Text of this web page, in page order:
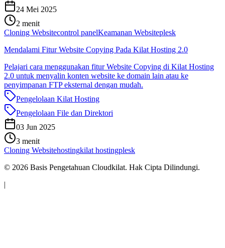
24 Mei 2025
2 menit
Cloning Websitecontrol panelKeamanan Websiteplesk
Mendalami Fitur Website Copying Pada Kilat Hosting 2.0
Pelajari cara menggunakan fitur Website Copying di Kilat Hosting
2.0 untuk menyalin konten website ke domain lain atau ke
penyimpanan FTP eksternal dengan mudah.
Pengelolaan Kilat Hosting
Pengelolaan File dan Direktori
03 Jun 2025
3 menit
Cloning Websitehostingkilat hostingplesk
© 2026 Basis Pengetahuan Cloudkilat. Hak Cipta Dilindungi.
|